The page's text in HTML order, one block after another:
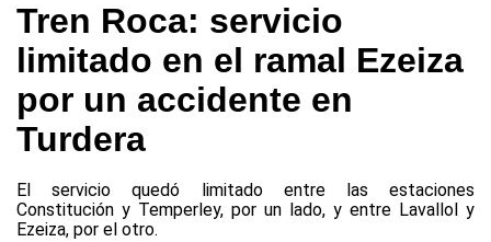
Tren Roca: servicio
limitado en el ramal Ezeiza
por un accidente en
Turdera
El servicio quedó limitado entre las estaciones
Constitución y Temperley, por un lado, y entre Lavallol y
Ezeiza, por el otro.